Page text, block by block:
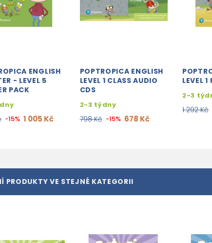
ENGLISH
- LEVEL 5
PACK
-15% 1 005 Kč
POPTROPICA ENGLISH
LEVEL 1 CLASS AUDIO
CDS
2-3 týdny
798 Kč -15% 678 Kč
LEVEL
2-3
1 292 Kč
PRODUKTY VE STEJNÉ KATEGORII